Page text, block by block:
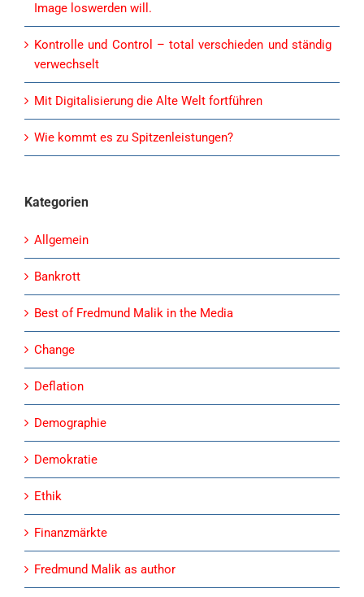
Image loswerden will.
Kontrolle und Control – total verschieden und ständig
verwechselt
Mit Digitalisierung die Alte Welt fortführen
Wie kommt es zu Spitzenleistungen?
Kategorien
Allgemein
Bankrott
Best of Fredmund Malik in the Media
Change
Deflation
Demographie
Demokratie
Ethik
Finanzmärkte
Fredmund Malik as author